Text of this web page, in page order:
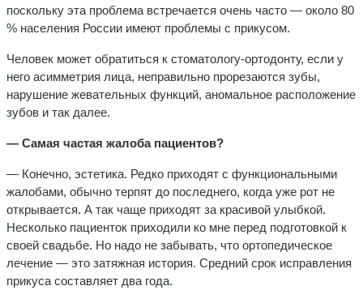
поскольку эта проблема встречается очень часто — около 80
% населения России имеют проблемы с прикусом.
Человек может обратиться к стоматологу-ортодонту, если у
него асимметрия лица, неправильно прорезаются зубы,
нарушение жевательных функций, аномальное расположение
зубов и так далее.
— Самая частая жалоба пациентов?
— Конечно, эстетика. Редко приходят с функциональными
жалобами, обычно терпят до последнего, когда уже рот не
открывается. А так чаще приходят за красивой улыбкой.
Несколько пациенток приходили ко мне перед подготовкой к
своей свадьбе. Но надо не забывать, что ортопедическое
лечение — это затяжная история. Средний срок исправления
прикуса составляет два года.